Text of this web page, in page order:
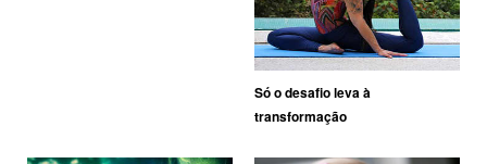
Só o desafio leva à
transformação